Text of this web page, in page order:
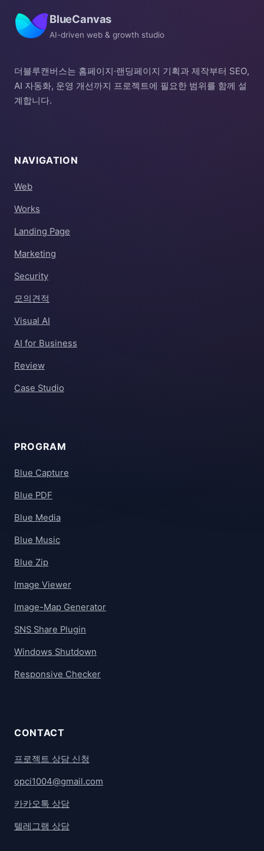
BlueCanvas
AI-driven web & growth studio
더블루캔버스는 홈페이지·랜딩페이지 기획과 제작부터 SEO,
AI 자동화, 운영 개선까지 프로젝트에 필요한 범위를 함께 설
계합니다.
NAVIGATION
Web
Works
Landing Page
Marketing
Security
모의견적
Visual AI
AI for Business
Review
Case Studio
PROGRAM
Blue Capture
Blue PDF
Blue Media
Blue Music
Blue Zip
Image Viewer
Image-Map Generator
SNS Share Plugin
Windows Shutdown
Responsive Checker
CONTACT
프로젝트 상담 신청
opci1004@gmail.com
카카오톡 상담
텔레그램 상담